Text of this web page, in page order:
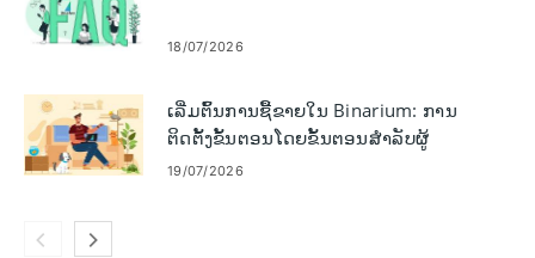
18/07/2026
ເລີ່ມຕົ້ນການຊື້ຂາຍໃນ Binarium: ການ
ຕິດຕັ້ງຂັ້ນຕອນໂດຍຂັ້ນຕອນສໍາລັບຜູ້
ເລີ່ມຕົ້ນ
19/07/2026